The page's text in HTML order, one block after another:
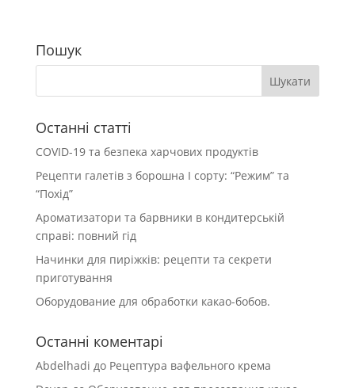
Пошук
Останні статті
COVID-19 та безпека харчових продуктів
Рецепти галетів з борошна І сорту: “Режим” та
“Похід”
Ароматизатори та барвники в кондитерській
справі: повний гід
Начинки для пиріжків: рецепти та секрети
приготування
Оборудование для обработки какао-бобов.
Останні коментарі
Abdelhadi до Рецептура вафельного крема